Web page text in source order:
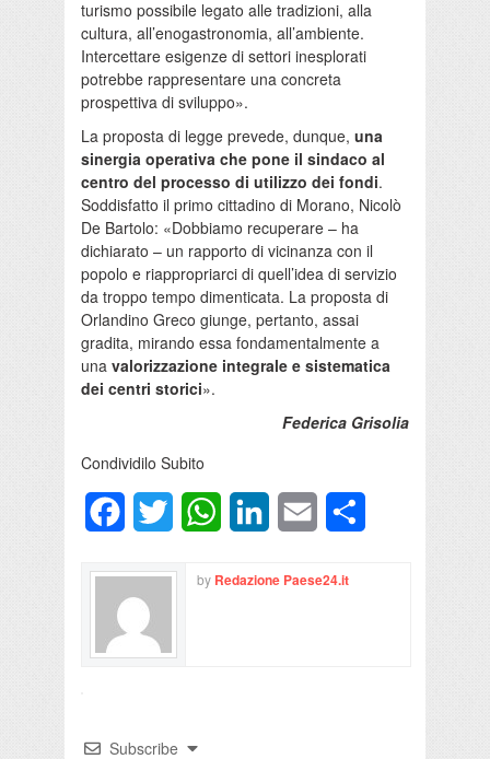
turismo possibile legato alle tradizioni, alla
cultura, all’enogastronomia, all’ambiente.
Intercettare esigenze di settori inesplorati
potrebbe rappresentare una concreta
prospettiva di sviluppo».
La proposta di legge prevede, dunque, una
sinergia operativa che pone il sindaco al
centro del processo di utilizzo dei fondi.
Soddisfatto il primo cittadino di Morano, Nicolò
De Bartolo: «Dobbiamo recuperare – ha
dichiarato – un rapporto di vicinanza con il
popolo e riappropriarci di quell’idea di servizio
da troppo tempo dimenticata. La proposta di
Orlandino Greco giunge, pertanto, assai
gradita, mirando essa fondamentalmente a
una valorizzazione integrale e sistematica
dei centri storici».
Federica Grisolia
Condividilo Subito
FacebookTwitter WhatsAppLinkedInEmail
by Redazione Paese24.it
Subscribe